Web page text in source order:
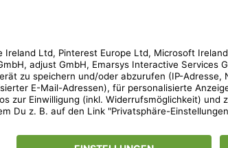
Marken
der unverbindlichen Preisempfehlung des